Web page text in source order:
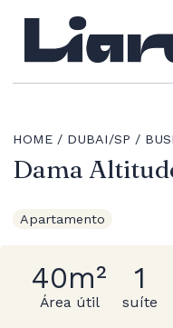
HOME DUBAI/SP
Dama
Apartamento
40m²
Área útil
1
suíte